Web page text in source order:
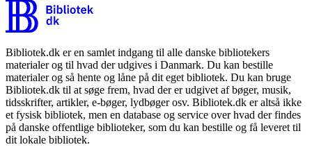
Bibliotek.dk er en samlet indgang til alle danske bibliotekers
materialer og til hvad der udgives i Danmark. Du kan bestille
materialer og så hente og låne på dit eget bibliotek. Du kan bruge
Bibliotek.dk til at søge frem, hvad der er udgivet af bøger, musik,
tidsskrifter, artikler, e-bøger, lydbøger osv. Bibliotek.dk er altså ikke
et fysisk bibliotek, men en database og service over hvad der findes
på danske offentlige biblioteker, som du kan bestille og få leveret til
dit lokale bibliotek.